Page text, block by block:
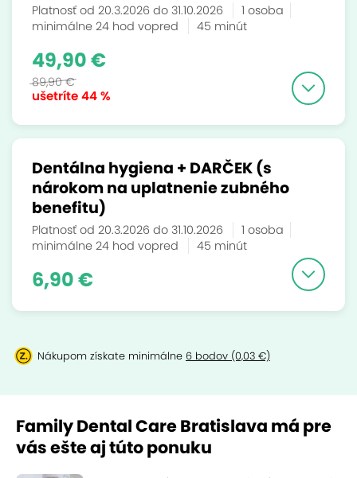
Platnosť od 20.3.2026 do 31.10.2026
1 osoba
minimálne 24 hod vopred
45 minút
ušetríte44 %
49,90 €
89,90 €
Dentálna hygiena + DARČEK (s
nárokom na uplatnenie zubného
benefitu)
Platnosť od 20.3.2026 do 31.10.2026
1 osoba
minimálne 24 hod vopred
45 minút
6,90 €
Nákupom získate minimálne 6 bodov (0,03 €)
Family Dental Care Bratislava má pre
vás ešte aj túto ponuku